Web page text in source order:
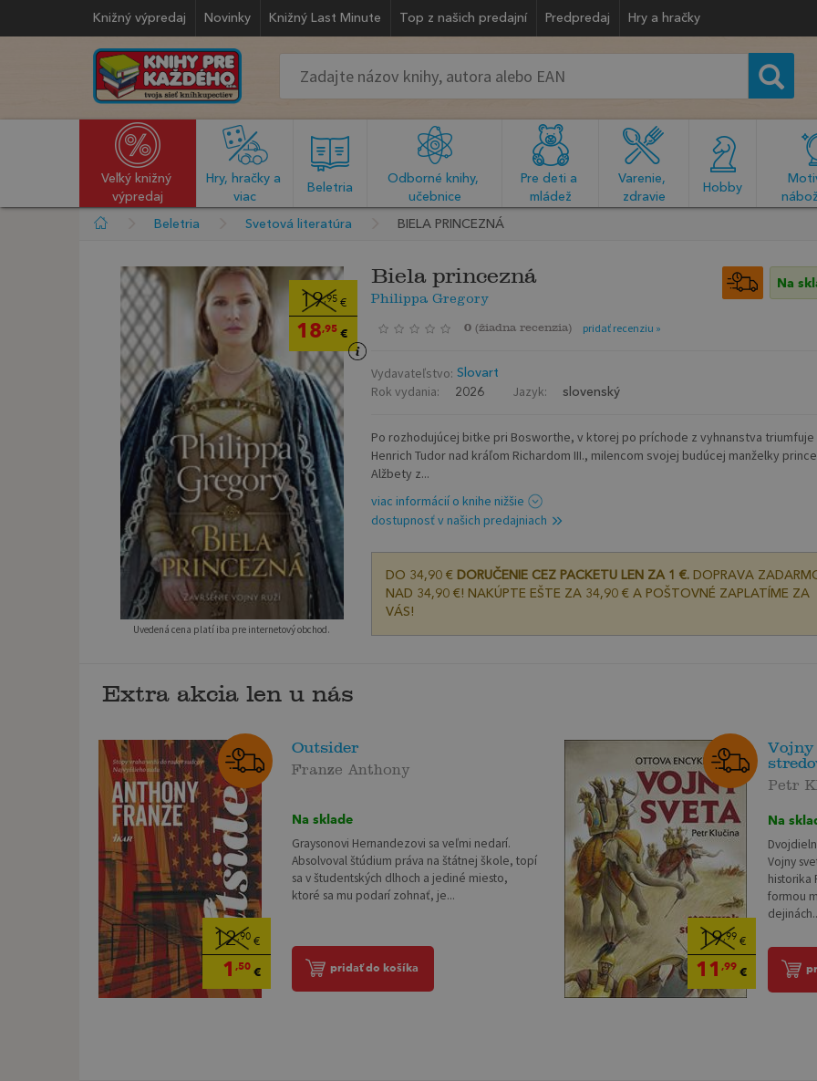
Knižný výpredaj Novinky Knižný Last Minute Top z našich predajní Predpredaj Hry a hračky
Veľký knižný
výpredaj
Hry, hračky a
viac
Beletria
Odborné knihy,
učebnice
Pre deti a
mládež
Varenie,
zdravie
Hobby
Beletria Svetová literatúra BIELA PRINCEZNÁ
19,95 €
18,95 €
Uvedená cena platí iba pre internetový obchod.
Biela princezná
Philippa Gregory
Na
0 (žiadna recenzia) pridať recenziu »
Vydavateľstvo: Slovart
Rok vydania: 2026 Jazyk: slovenský
Po rozhodujúcej bitke pri Bosworthe, v ktorej po príchode z vyhnanstva triumfuje
Henrich Tudor nad kráľom Richardom III., milencom svojej budúcej manželky
Alžbety z...
viac informácií o knihe nižšie
dostupnosť v našich predajniach
DO 34,90 € DORUČENIE CEZ PACKETU LEN ZA 1 €.DOPRAVA
NAD 34,90 €! NAKÚPTE EŠTE ZA 34,90 € A POŠTOVNÉ ZAPLATÍME ZA
VÁS!
Extra akcia len u nás
12,90 €
1 ,50 €
Outsider
Franze Anthony
Na sklade
Graysonovi Hernandezovi sa veľmi nedarí.
Absolvoval štúdium práva na štátnej škole, topí
sa v študentských dlhoch a jediné miesto,
ktoré sa mu podarí zohnať, je...
pridať do košíka
19,99 €
11 ,99 €
Vojny
Petr
Na
Vojny
historika
formou